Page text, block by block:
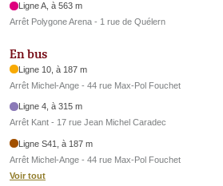
Ligne A, à 563 m
Arrêt Polygone Arena - 1 rue de Quélern
En bus
Ligne 10, à 187 m
Arrêt Michel-Ange - 44 rue Max-Pol Fouchet
Ligne 4, à 315 m
Arrêt Kant - 17 rue Jean Michel Caradec
Ligne S41, à 187 m
Arrêt Michel-Ange - 44 rue Max-Pol Fouchet
Voir tout